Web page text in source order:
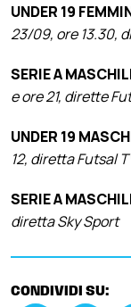
UNDER 19
23/09, ore 13.30,
SERIE A
e ore 21, dirette
UNDER 19
12, diretta Futsal
SERIE A
diretta Sky Sport
CONDIVIDI SU: